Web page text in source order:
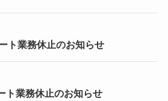
ト業務休止のお知らせ
ト業務休止のお知らせ